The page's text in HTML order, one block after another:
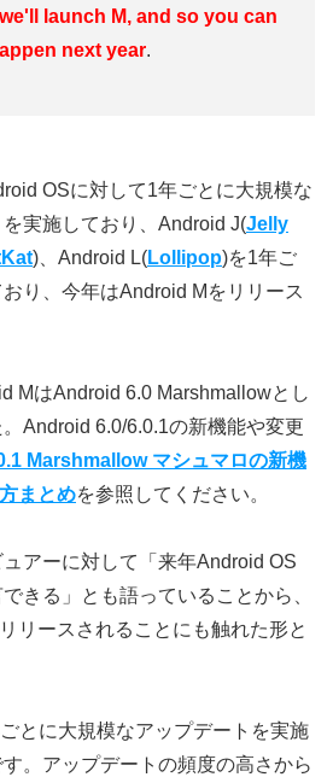
launch M, and so you can
next year.
OSに対して1年ごとに大規模な
実施しており、Android J(Jelly
)、Android L(Lollipop)を1年ご
り、今年はAndroid Mをリリース
MはAndroid 6.0 Marshmallowとし
Android 6.0/6.0.1の新機能や変更
Marshmallow マシュマロの新機
まとめを参照してください。
アーに対して「来年Android OS
きる」とも語っていることから、
リースされることにも触れた形と
とに大規模なアップデートを実施
。アップデートの頻度の高さから